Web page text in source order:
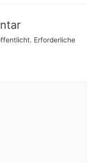
Erforderliche